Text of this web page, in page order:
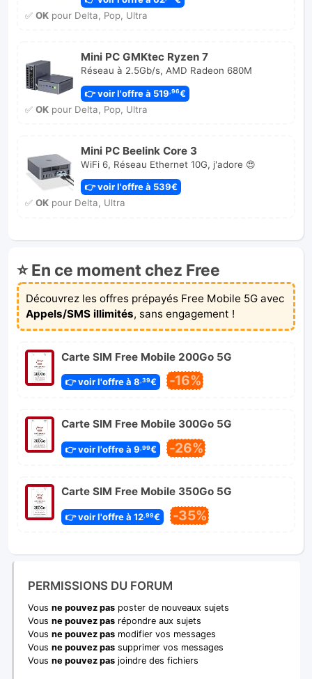
✅ OKpour Delta, Pop, Ultra
Mini PC GMKtec Ryzen 7
Réseau à 2.5Gb/s, AMD Radeon 680M
👉 voir l'offre à 519,96€
✅ OKpour Delta, Pop, Ultra
Mini PC Beelink Core 3
WiFi 6, Réseau Ethernet 10G, j'adore 😍
👉 voir l'offre à 539€
✅ OKpour Delta, Ultra
⭐ En ce moment chez Free
Découvrez les offres prépayés Free Mobile 5G avec
Appels/SMS illimités, sans engagement !
Carte SIM Free Mobile 200Go 5G
👉 voir l'offre à 8 ,39€ -16%
Carte SIM Free Mobile 300Go 5G
👉 voir l'offre à 9 ,99€ -26%
Carte SIM Free Mobile 350Go 5G
👉 voir l'offre à 12,99€ -35%
PERMISSIONS DU FORUM
Vous ne pouvez pas poster de nouveaux sujets
Vous ne pouvez pas répondre aux sujets
Vous ne pouvez pas modifier vos messages
Vous ne pouvez pas supprimer vos messages
Vous ne pouvez pas joindre des fichiers